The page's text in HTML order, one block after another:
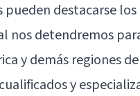
pueden destacarse
nos detendremos
y demás regiones
y